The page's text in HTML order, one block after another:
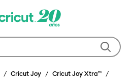
Cricut Joy Cricut Joy Xtra™